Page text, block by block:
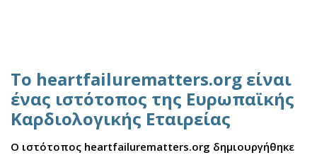
Το heartfailurematters.org είναι
ένας ιστότοπος της Ευρωπαϊκής
Καρδιολογικής Εταιρείας
Ο ιστότοπος heartfailurematters.org δημιουργήθηκε